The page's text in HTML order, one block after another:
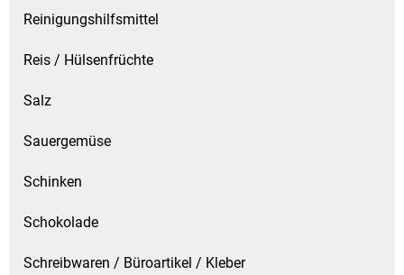
Reinigungshilfsmittel
Reis / Hülsenfrüchte
Salz
Sauergemüse
Schinken
Schokolade
Schreibwaren / Büroartikel / Kleber